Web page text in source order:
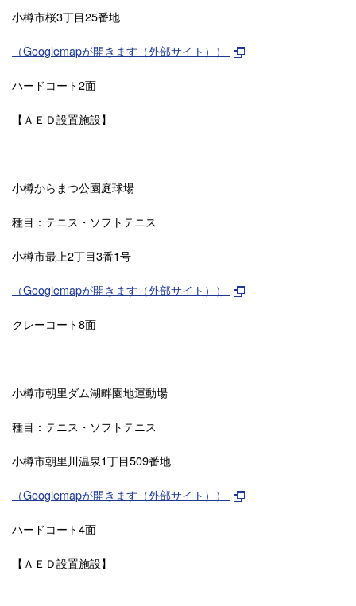
小樽市桜3丁目25番地
（Googlemapが開きます（外部サイト））
ハードコート2面
【ＡＥＤ設置施設】
小樽からまつ公園庭球場
種目：テニス・ソフトテニス
小樽市最上2丁目3番1号
（Googlemapが開きます（外部サイト））
クレーコート8面
小樽市朝里ダム湖畔園地運動場
種目：テニス・ソフトテニス
小樽市朝里川温泉1丁目509番地
（Googlemapが開きます（外部サイト））
ハードコート4面
【ＡＥＤ設置施設】